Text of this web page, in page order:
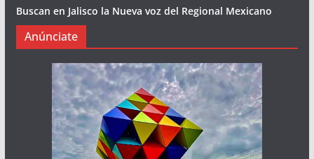
Buscan en Jalisco la Nueva voz del Regional Mexicano
Anúnciate